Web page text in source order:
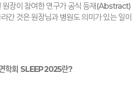
장이 참여한 연구가 공식 등재 (Abstract)
간 것은 원장님과 병원도 의미가 있는 일
학회 SLEEP2025란?